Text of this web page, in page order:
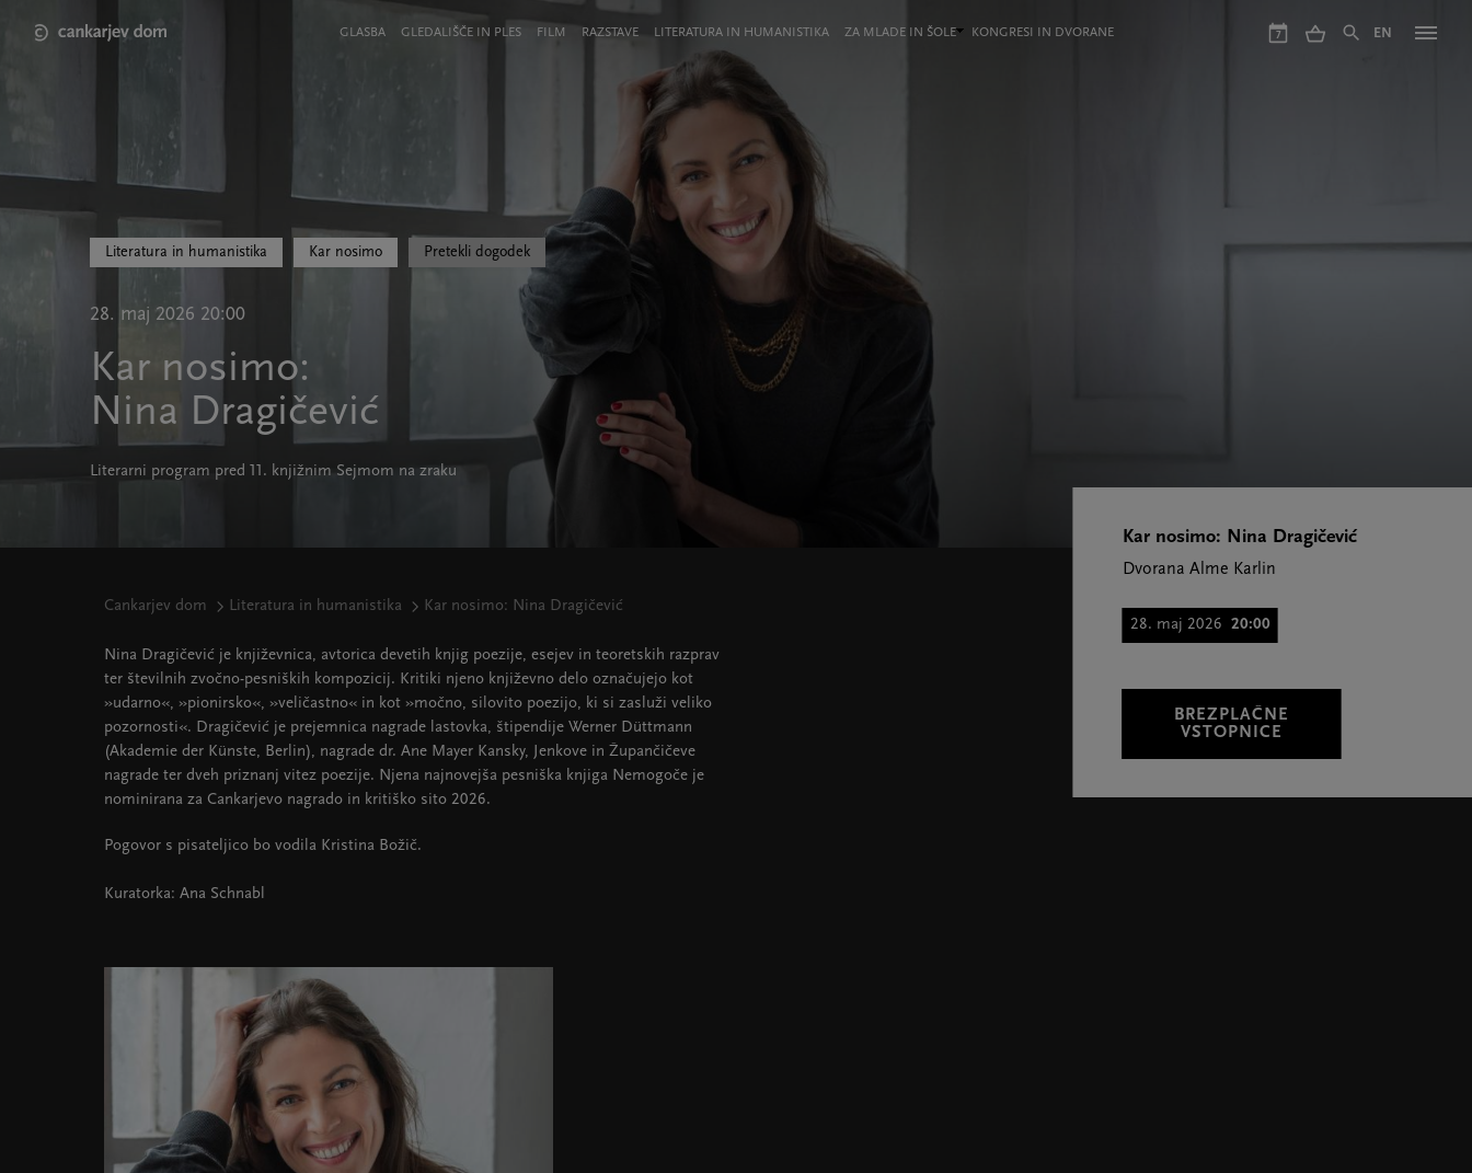
main
MeniGLASBA GLEDALIŠČE IN PLES FILM RAZSTAVE LITERATURA IN HUMANISTIKA ZA MLADE IN ŠOLE KONGRESI IN DVORANE 7 EN
Literatura in humanistika Kar nosimo Pretekli dogodek
28. maj 2026 20:00
Kar nosimo:
Nina Dragičević
Literarni program pred 11. knjižnim Sejmom na zraku
Cankarjev dom Literatura in humanistika Kar nosimo: Nina Dragičević
Nina Dragičević je književnica, avtorica devetih knjig poezije, esejev in teoretskih razprav
ter številnih zvočno-pesniških kompozicij. Kritiki njeno književno delo označujejo kot
»udarno«, »pionirsko«, »veličastno« in kot »močno, silovito poezijo, ki si zasluži veliko
pozornosti«. Dragičević je prejemnica nagrade lastovka, štipendije Werner Düttmann
(Akademie der Künste, Berlin), nagrade dr. Ane Mayer Kansky, Jenkove in Župančičeve
nagrade ter dveh priznanj vitez poezije. Njena najnovejša pesniška knjiga Nemogoče je
nominirana za Cankarjevo nagrado in kritiško sito 2026.
Pogovor s pisateljico bo vodila Kristina Božič.
Kuratorka: Ana Schnabl
Kar nosimo: Nina Dragičević
Dvorana Alme Karlin
28. maj 2026 20:00
BREZPLAČNE
VSTOPNICE